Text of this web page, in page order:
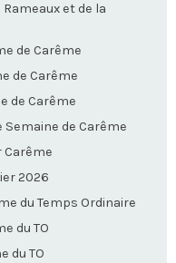
et de la
de Carême
de Carême
de Carême
Semaine de Carême
Carême
2026
du Temps Ordinaire
du TO
du TO